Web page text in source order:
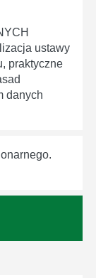
ustawy
praktyczne
danych